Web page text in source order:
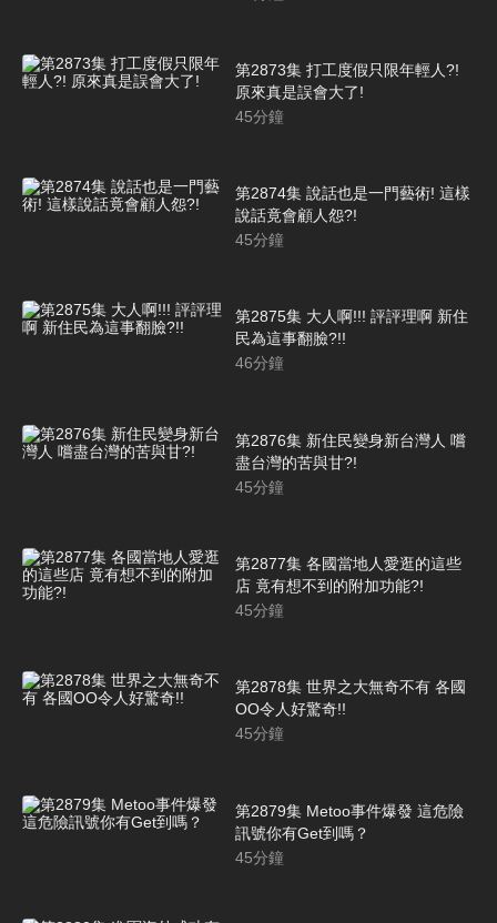
第2873集 打工度假只限年輕人?!
原來真是誤會大了!
45分鐘
第2874集 說話也是一門藝術! 這樣
說話竟會顧人怨?!
45分鐘
第2875集 大人啊!!! 評評理啊 新住
民為這事翻臉?!!
46分鐘
第2876集 新住民變身新台灣人 嚐
盡台灣的苦與甘?!
45分鐘
第2877集 各國當地人愛逛的這些
店 竟有想不到的附加功能?!
45分鐘
第2878集 世界之大無奇不有 各國
OO令人好驚奇!!
45分鐘
第2879集 Metoo事件爆發 這危險
訊號你有Get到嗎？
45分鐘